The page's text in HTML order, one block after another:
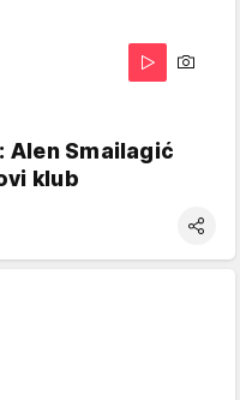
Alen Smailagić
klub